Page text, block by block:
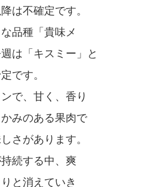
は不確定です。
品種「貴味メ
は「キスミー」と
です。
で、甘く、香り
みのある果肉で
さがあります。
続する中、爽
と消えていき